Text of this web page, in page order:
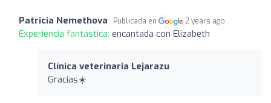
Patricia Nemethova Publicada en 2 years ago
Experiencia fantástica: encantada con Elizabeth
Clínica veterinaria Lejarazu
Gracias☀️